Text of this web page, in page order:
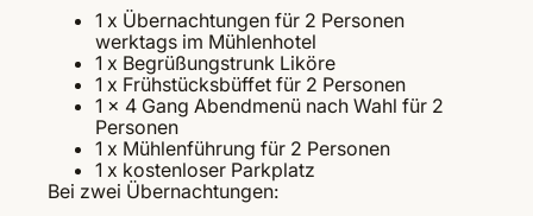
1 x Übernachtungen für 2 Personen
werktags im Mühlenhotel
1 x Begrüßungstrunk Liköre
1 x Frühstücksbüffet für 2 Personen
1 x 4 Gang Abendmenü nach Wahl für 2
Personen
1 x Mühlenführung für 2 Personen
1 x kostenloser Parkplatz
Bei zwei Übernachtungen: